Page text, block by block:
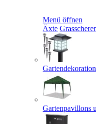
Menü öffnen
Äxte
Gartenpavillons